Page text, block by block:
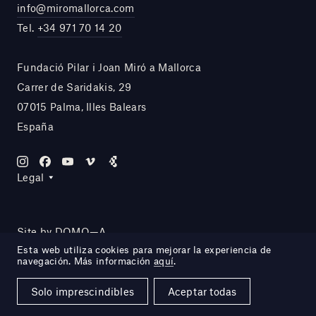
info@miromallorca.com
Tel. +34 971 70 14 20
Fundació Pilar i Joan Miró a Mallorca
Carrer de Saridakis, 29
07015 Palma, Illes Balears
España
Legal
Site by DOMO—A
Esta web utiliza cookies para mejorar la experiencia de
navegación. Más información aquí.
Solo imprescindibles Aceptar todas